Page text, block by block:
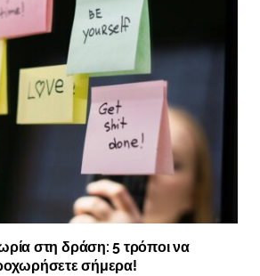
στη δράση: 5 τρόποι να
σήμερα!